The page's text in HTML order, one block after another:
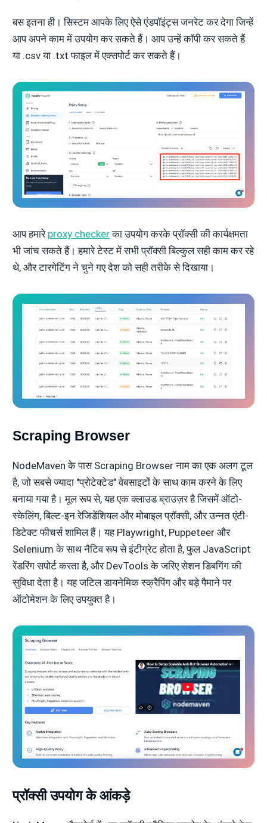
बस इतना ही। सिस्टम आपके लिए ऐसे एंडपॉइंट्स जनरेट कर देगा जिन्हें
आप अपने काम में उपयोग कर सकते हैं। आप उन्हें कॉपी कर सकते हैं
या .csv या .txt फाइल में एक्सपोर्ट कर सकते हैं।
आप हमारे proxy checkerका उपयोग करके प्रॉक्सी की कार्यक्षमता
भी जांच सकते हैं। हमारे टेस्ट में सभी प्रॉक्सी बिल्कुल सही काम कर रहे
थे, और टारगेटिंग ने चुने गए देश को सही तरीके से दिखाया।
Scraping Browser
NodeMaven के पास Scraping Browser नाम का एक अलग टूल
है, जो सबसे ज्यादा "प्रोटेक्टेड" वेबसाइटों के साथ काम करने के लिए
बनाया गया है। मूल रूप से, यह एक क्लाउड ब्राउज़र है जिसमें ऑटो-
स्केलिंग, बिल्ट-इन रेजिडेंशियल और मोबाइल प्रॉक्सी, और उन्नत एंटी-
डिटेक्ट फीचर्स शामिल हैं। यह Playwright, Puppeteer और
Selenium के साथ नैटिव रूप से इंटीग्रेट होता है, फुल JavaScript
रेंडरिंग सपोर्ट करता है, और DevTools के जरिए सेशन डिबगिंग की
सुविधा देता है। यह जटिल डायनेमिक स्क्रैपिंग और बड़े पैमाने पर
ऑटोमेशन के लिए उपयुक्त है।
प्रॉक्सी उपयोग के आंकड़े